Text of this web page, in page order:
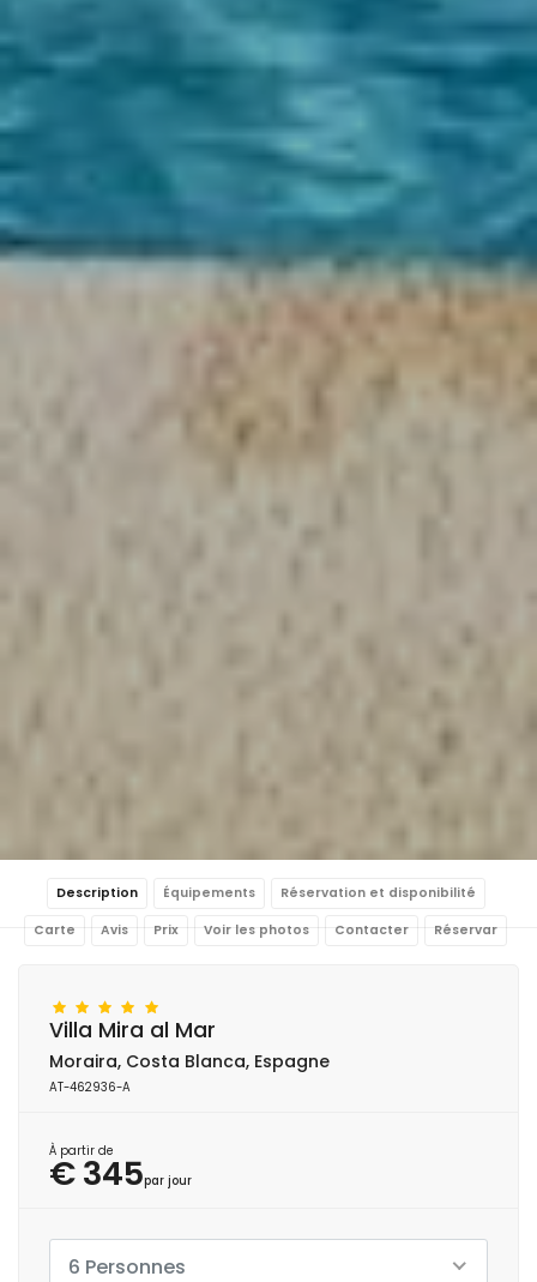
Description Équipements Réservation et disponibilité
Carte Avis Prix Voir les photos Contacter Réservar
Villa Mira al Mar
Moraira, Costa Blanca, Espagne
AT-462936-A
À partir de
€ 345par jour
6 Personnes